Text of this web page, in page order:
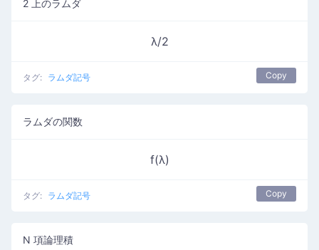
2 上のラムダ
λ/2
タグ: ラムダ記号 Copy
ラムダの関数
f(λ)
タグ: ラムダ記号 Copy
N 項論理積